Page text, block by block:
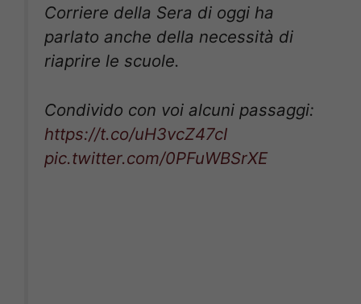
Corriere della Sera di oggi ha
parlato anche della necessità di
riaprire le scuole.
Condivido con voi alcuni passaggi:
https://t.co/uH3vcZ47cI
pic.twitter.com/0PFuWBSrXE